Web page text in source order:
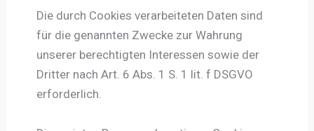
Die durch Cookies verarbeiteten Daten sind
für die genannten Zwecke zur Wahrung
unserer berechtigten Interessen sowie der
Dritter nach Art. 6 Abs. 1 S. 1 lit. f DSGVO
erforderlich.